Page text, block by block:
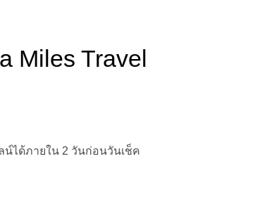
Miles Travel
น์ได้ภายใน 2 วันก่อนวันเช็ค